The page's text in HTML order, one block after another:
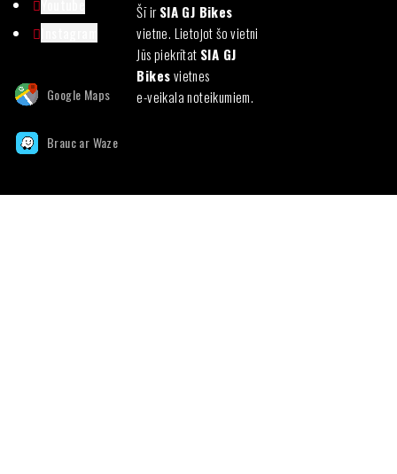
Google Maps
Brauc ar Waze
Šī irSIA GJ Bikes
vietne. Lietojot šo vietni
Jūs piekrītat SIA GJ
Bikesvietnes
e-veikala noteikumiem.